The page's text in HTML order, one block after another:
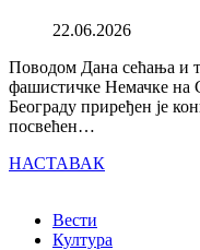
22.06.2026
Поводом Дана сећања и
фашистичке Немачке на
Београду приређен је
посвећен…
НАСТАВАК
Вести
Култура